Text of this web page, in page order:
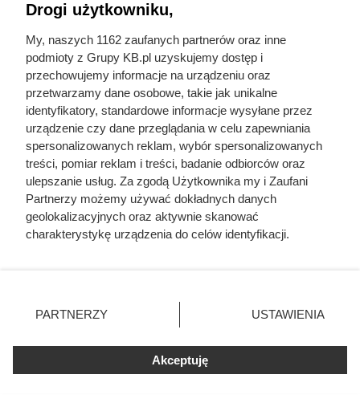
Piec albo kominek na pellet jako dodatkowe źródło ciepła
zużywa zwykle tylko 0,5 do 2 ton pelletu, w zależności od
wykorzystania i powierzchni ogrzewanej. Centralne
ogrzewanie zasilane pelletem pokrywa całe
zapotrzebowanie na energię cieplną domu i
zapotrzebowanie na pellet wylicza się według ogólnych
zasad.
Drogi użytkowniku,
My, naszych 1162 zaufanych partnerów oraz inne
podmioty z Grupy KB.pl uzyskujemy dostęp i
przechowujemy informacje na urządzeniu oraz
przetwarzamy dane osobowe, takie jak unikalne
identyfikatory, standardowe informacje wysyłane przez
urządzenie czy dane przeglądania w celu zapewniania
spersonalizowanych reklam, wybór spersonalizowanych
treści, pomiar reklam i treści, badanie odbiorców oraz
ulepszanie usług. Za zgodą Użytkownika my i Zaufani
Partnerzy możemy używać dokładnych danych
geolokalizacyjnych oraz aktywnie skanować
charakterystykę urządzenia do celów identyfikacji.
zmienić/wycofać klikając przycisk ustawień prywatności
znajdujący się w lewym dolnym rogu strony. Niektóre
użytkownika, ale masz prawo sprzeciwić się takiemu
przetwarzaniu. Preferencje będą miały zastosowania tylko
PARTNERZY USTAWIENIA
Akceptuję